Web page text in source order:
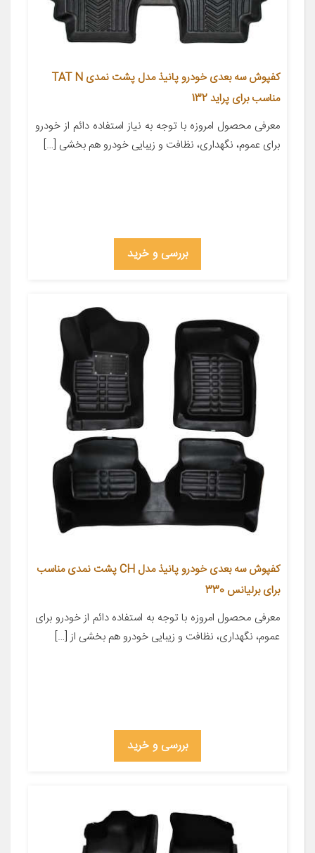
کفپوش سه بعدی خودرو پانیذ مدل پشت نمدی TAT N
مناسب برای پراید 132
معرفی محصول امروزه با توجه به نیاز استفاده دائم از خودرو
برای عموم، نگهداری، نظافت و زیبایی خودرو هم بخشی […]
بررسی و خرید
کفپوش سه بعدی خودرو پانیذ مدل CH پشت نمدی مناسب
برای برلیانس 330
معرفی محصول امروزه با توجه به استفاده دائم از خودرو برای
عموم، نگهداری، نظافت و زیبایی خودرو هم بخشی از […]
بررسی و خرید